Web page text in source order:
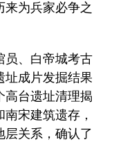
为兵家必争之
、白帝城考古
址成片发掘结果
高台遗址清理揭
宋建筑遗存，
层关系，确认了